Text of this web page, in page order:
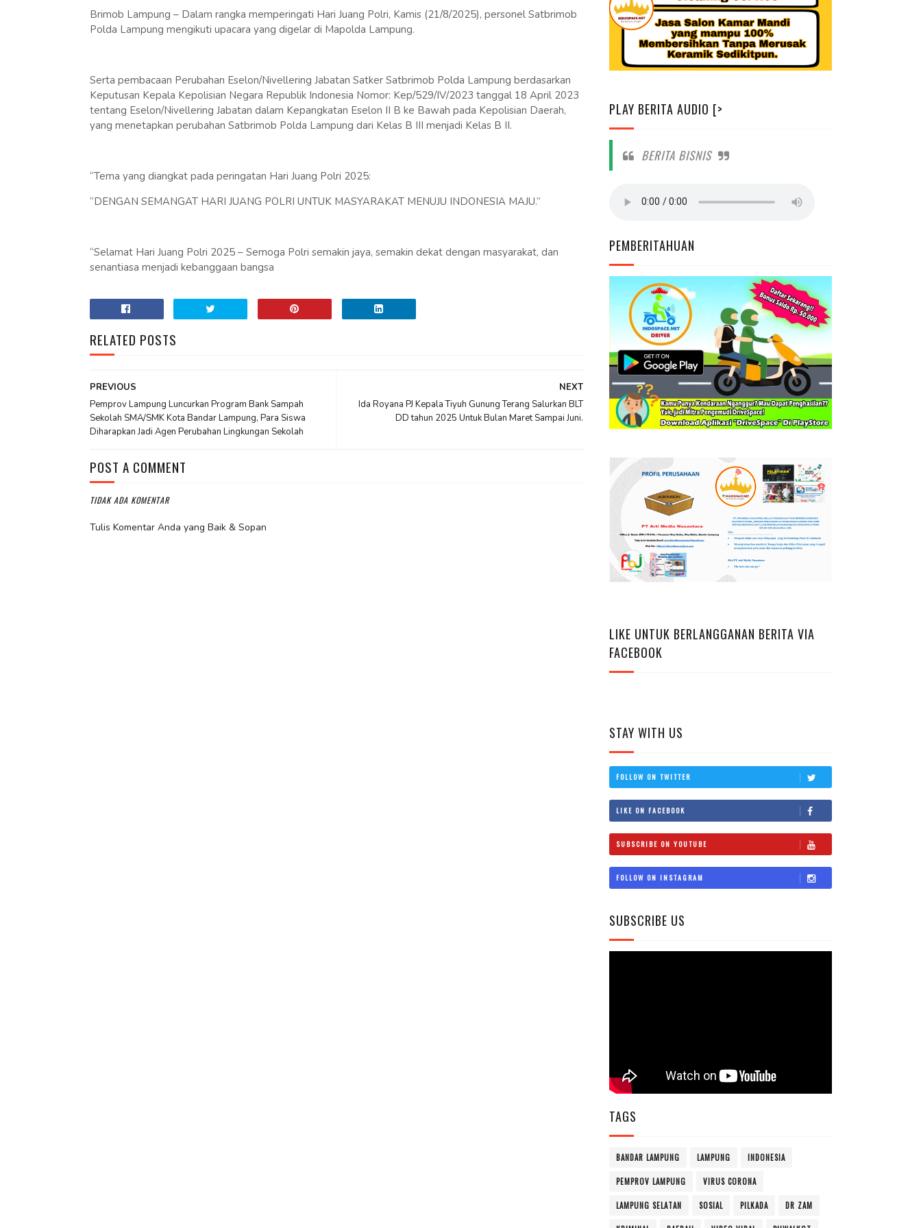
Brimob Lampung – Dalam rangka memperingati Hari Juang Polri, Kamis (21/8/2025), personel Satbrimob
Polda Lampung mengikuti upacara yang digelar di Mapolda Lampung.
Serta pembacaan Perubahan Eselon/Nivellering Jabatan Satker Satbrimob Polda Lampung berdasarkan
Keputusan Kepala Kepolisian Negara Republik Indonesia Nomor: Kep/529/IV/2023 tanggal 18 April 2023
tentang Eselon/Nivellering Jabatan dalam Kepangkatan Eselon II B ke Bawah pada Kepolisian Daerah,
yang menetapkan perubahan Satbrimob Polda Lampung dari Kelas B III menjadi Kelas B II.
“Tema yang diangkat pada peringatan Hari Juang Polri 2025:
“DENGAN SEMANGAT HARI JUANG POLRI UNTUK MASYARAKAT MENUJU INDONESIA MAJU.”
“Selamat Hari Juang Polri 2025 – Semoga Polri semakin jaya, semakin dekat dengan masyarakat, dan
senantiasa menjadi kebanggaan bangsa
RELATED POSTS
NEXT
Ida Royana PJ Kepala Tiyuh Gunung Terang Salurkan BLT
DD tahun 2025 Untuk Bulan Maret Sampai Juni.
PREVIOUS
Pemprov Lampung Luncurkan Program Bank Sampah
Sekolah SMA/SMK Kota Bandar Lampung, Para Siswa
Diharapkan Jadi Agen Perubahan Lingkungan Sekolah
POST A COMMENT
TIDAK ADA KOMENTAR
Tulis Komentar Anda yang Baik & Sopan
PLAY BERITA AUDIO [>
BERITA BISNIS
PEMBERITAHUAN
LIKE UNTUK BERLANGGANAN BERITA VIA
FACEBOOK
STAY WITH US
FOLLOW ON TWITTER
LIKE ON FACEBOOK
SUBSCRIBE ON YOUTUBE
FOLLOW ON INSTAGRAM
SUBSCRIBE US
TAGS
BANDAR LAMPUNG LAMPUNG INDONESIA
PEMPROV LAMPUNG VIRUS CORONA
LAMPUNG SELATAN SOSIAL PILKADA DR ZAM